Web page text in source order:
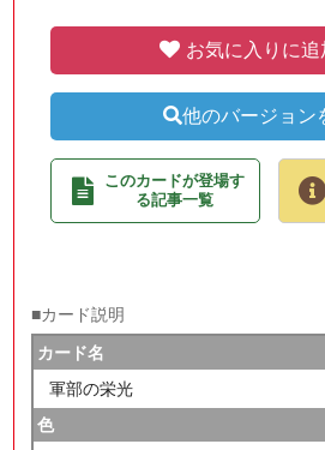
お気に入りに追
他のバージョン
このカードが登場す
る記事一覧
■カード説明
カード名
軍部の栄光
色